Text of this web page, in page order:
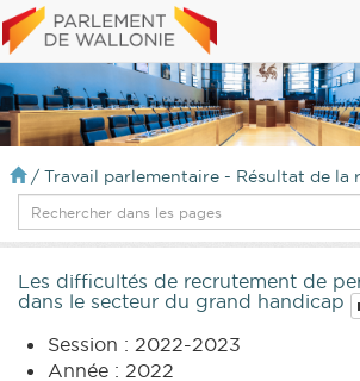
/ Travail parlementaire - Résultat de la
Les difficultés de recrutement de
dans le secteur du grand handicap
Session : 2022-2023
Année : 2022